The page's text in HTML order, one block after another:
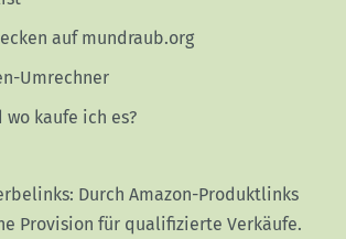
auf mundraub.org
Umrechner
wo kaufe ich es?
Durch Amazon-Produktlinks
Provision für qualifizierte Verkäufe.